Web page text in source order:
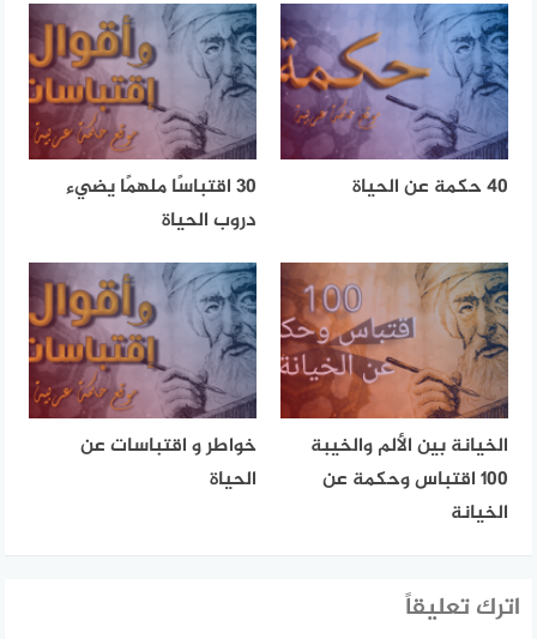
40 حكمة عن الحياة
30 اقتباسًا ملهمًا يضيء
دروب الحياة
الخيانة بين الألم والخيبة
100 اقتباس وحكمة عن
الخيانة
خواطر و اقتباسات عن
الحياة
اترك تعليقاً